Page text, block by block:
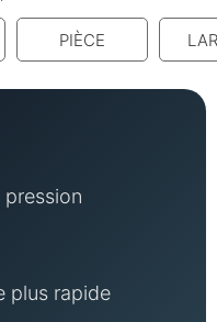
PIÈCE
plus rapide